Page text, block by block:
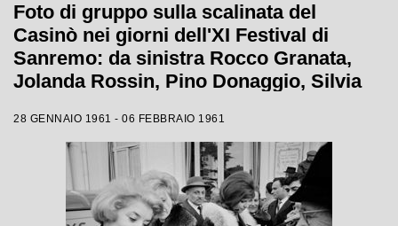
Foto di gruppo sulla scalinata del
Casinò nei giorni dell'XI Festival di
Sanremo: da sinistra Rocco Granata,
Jolanda Rossin, Pino Donaggio, Silvia
Renis e Betty Curtis
28 GENNAIO 1961 - 06 FEBBRAIO 1961